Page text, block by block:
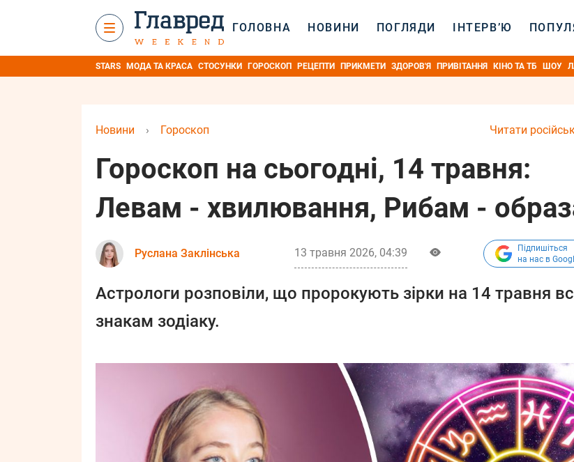
ГОЛОВНА НОВИНИ ПОГЛЯДИ ІНТЕРВ’Ю
STARS МОДА ТА КРАСА СТОСУНКИ ГОРОСКОП РЕЦЕПТИ ПРИКМЕТИ ЗДОРОВ'Я ПРИВІТАННЯ КІНО ТА ТБ ШОУ
Читати
Новини › Гороскоп
Гороскоп на сьогодні, 14 травня:
Левам - хвилювання, Рибам -
Руслана Заклінська 13 травня 2026, 04:39
Підпишіться
на нас в
Астрологи розповіли, що пророкують зірки на 14 травня
знакам зодіаку.